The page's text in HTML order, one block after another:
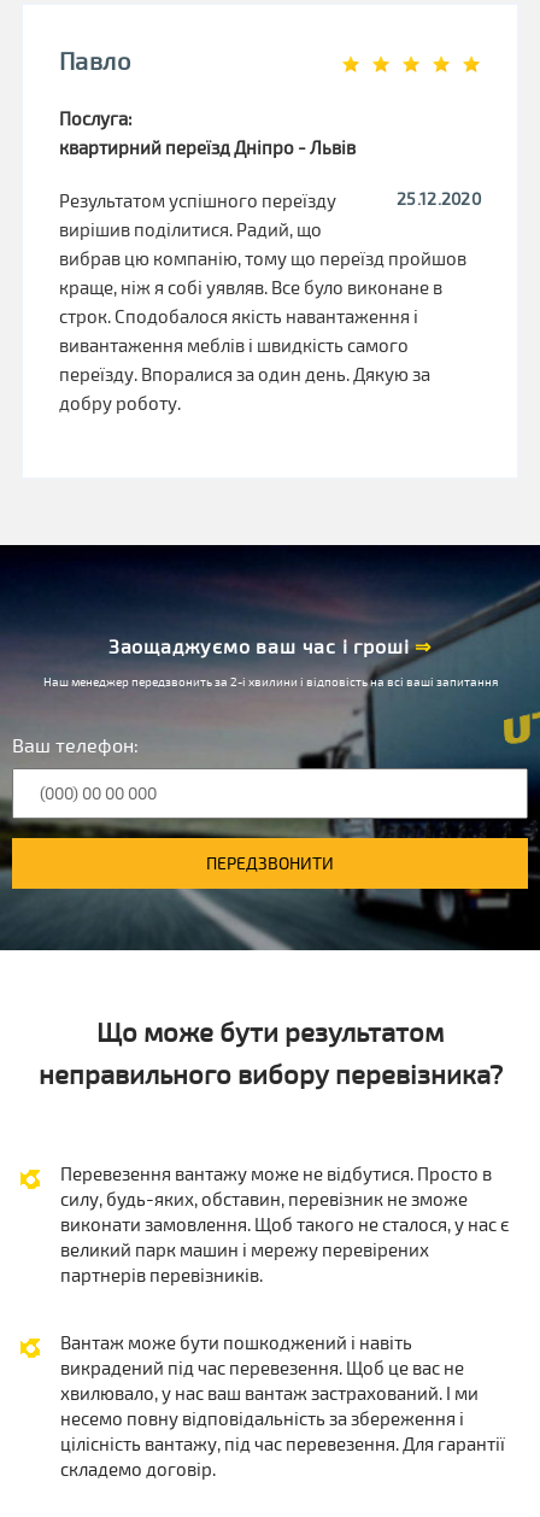
Павло
Послуга:
квартирний переїзд Дніпро - Львів
25.12.2020
Результатом успішного переїзду
вирішив поділитися. Радий, що
вибрав цю компанію, тому що переїзд пройшов
краще, ніж я собі уявляв. Все було виконане в
строк. Сподобалося якість навантаження і
вивантаження меблів і швидкість самого
переїзду. Впоралися за один день. Дякую за
добру роботу.
Заощаджуємо ваш час і гроші⇒
Наш менеджер передзвонить за 2-і хвилини і відповість на всі ваші запитання
Ваш телефон:
ПЕРЕДЗВОНИТИ
Що може бути результатом
неправильного вибору перевізника?
Перевезення вантажу може не відбутися. Просто в
силу, будь-яких, обставин, перевізник не зможе
виконати замовлення. Щоб такого не сталося, у нас є
великий парк машин і мережу перевірених
партнерів перевізників.
Вантаж може бути пошкоджений і навіть
викрадений під час перевезення. Щоб це вас не
хвилювало, у нас ваш вантаж застрахований. І ми
несемо повну відповідальність за збереження і
цілісність вантажу, під час перевезення. Для гарантії
складемо договір.